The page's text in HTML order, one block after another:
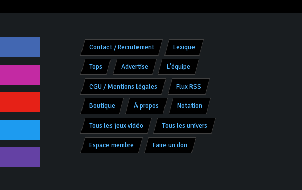
Contact / Recrutement Lexique
Tops Advertise L'équipe
CGU / Mentions légales Flux RSS
Boutique À propos Notation
Tous les jeux vidéo Tous les univers
Espace membre Faire un don